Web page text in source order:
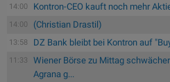
14:00 Kontron-CEO kauft noch mehr
14:00 (Christian Drastil)
13:58 DZ Bank bleibt bei Kontron auf
11:33
Wiener Börse zu Mittag
Agrana g...